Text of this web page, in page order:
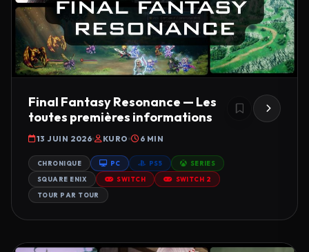
Final Fantasy Resonance — Les
toutes premières informations
13 JUIN 2026 KURO 6 MIN
CHRONIQUE PC PS5 SERIES
SQUARE ENIX SWITCH SWITCH 2
TOUR PAR TOUR